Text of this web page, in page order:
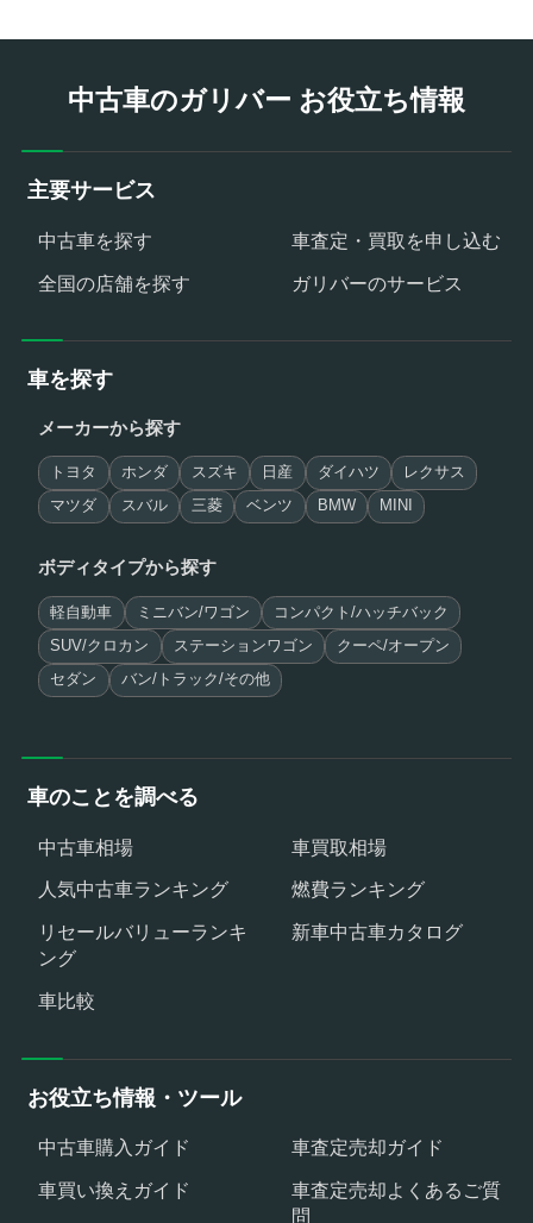
中古車のガリバー お役立ち情報
主要サービス
中古車を探す
車査定・買取を申し込む
全国の店舗を探す
ガリバーのサービス
車を探す
メーカーから探す
トヨタ ホンダ スズキ 日産 ダイハツ レクサス
マツダ スバル 三菱 ベンツ BMW MINI
ボディタイプから探す
軽自動車 ミニバン/ワゴン コンパクト/ハッチバック
SUV/クロカン ステーションワゴン クーペ/オープン
セダン バン/トラック/その他
車のことを調べる
中古車相場
車買取相場
人気中古車ランキング
燃費ランキング
リセールバリューランキ
ング
新車中古車カタログ
車比較
お役立ち情報・ツール
中古車購入ガイド
車査定売却ガイド
車買い換えガイド
車査定売却よくあるご質
問